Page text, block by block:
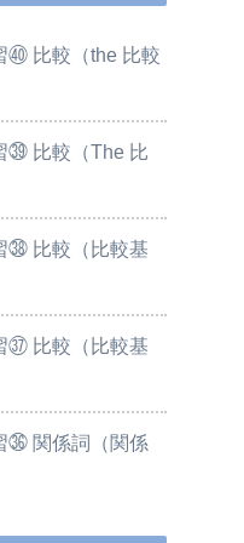
㊵ 比較（the 比較
㊴ 比較（The 比
㊳ 比較（比較基
㊲ 比較（比較基
㊱ 関係詞（関係